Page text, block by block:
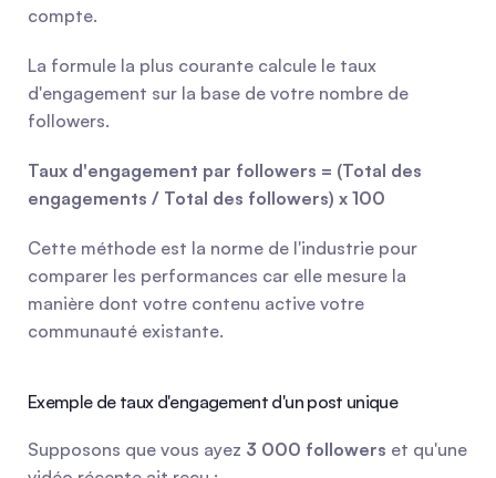
compte.
La formule la plus courante calcule le taux
d'engagement sur la base de votre nombre de
followers.
Taux d'engagement par followers = (Total des
engagements / Total des followers) x 100
Cette méthode est la norme de l'industrie pour
comparer les performances car elle mesure la
manière dont votre contenu active votre
communauté existante.
Exemple de taux d'engagement d'un post unique
Supposons que vous ayez 3 000 followers et qu'une